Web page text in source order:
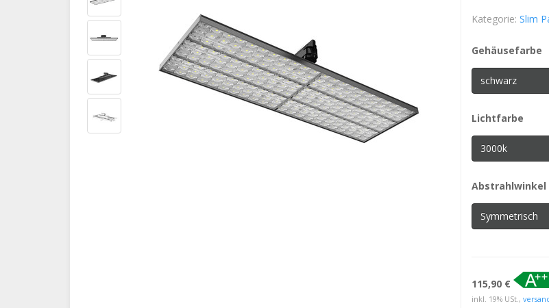
Kategorie: Slim
Gehäusefarbe
schwarz
Lichtfarbe
3000k
Abstrahlwinkel
Symmetrisch
115,90 €
inkl. 19% USt.,